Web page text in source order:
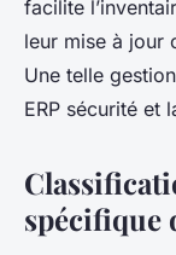
facilite
leur mise à jour
Une telle
ERP sécurité et
spécifique